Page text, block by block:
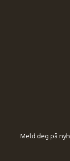
Meld deg på